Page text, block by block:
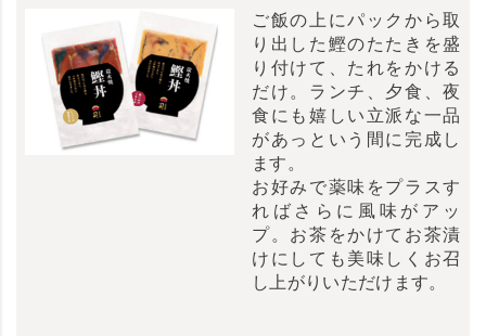
ご飯の上にパックから取
り出した鰹のたたきを盛
り付けて、たれをかける
だけ。ランチ、夕食、夜
食にも嬉しい立派な一品
があっという間に完成し
ます。
お好みで薬味をプラスす
ればさらに風味がアッ
プ。お茶をかけてお茶漬
けにしても美味しくお召
し上がりいただけます。